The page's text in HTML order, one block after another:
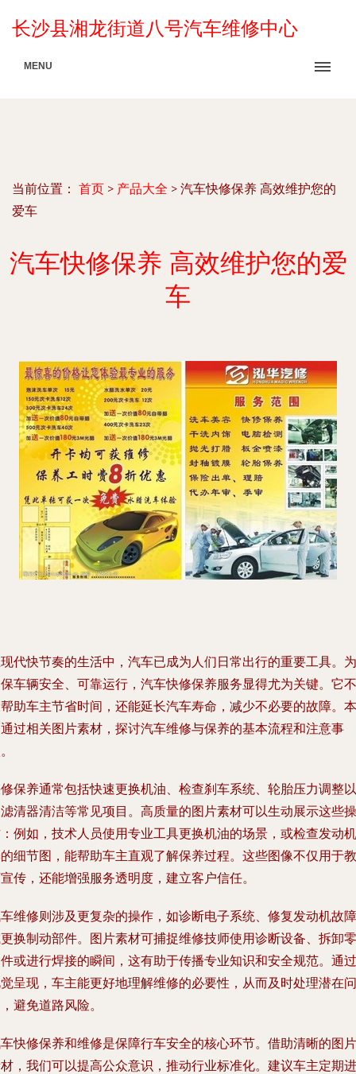
长沙县湘龙街道八号汽车维修中心
MENU
当前位置： 首页 > 产品大全 > 汽车快修保养 高效维护您的
爱车
汽车快修保养 高效维护您的爱
车
代快节奏的生活中，汽车已成为人们日常出行的重要工具。为
车辆安全、可靠运行，汽车快修保养服务显得尤为关键。它不
助车主节省时间，还能延长汽车寿命，减少不必要的故障。本
过相关图片素材，探讨汽车维修与保养的基本流程和注意事
保养通常包括快速更换机油、检查刹车系统、轮胎压力调整以
清器清洁等常见项目。高质量的图片素材可以生动展示这些操
例如，技术人员使用专业工具更换机油的场景，或检查发动机
细节图，能帮助车主直观了解保养过程。这些图像不仅用于教
传，还能增强服务透明度，建立客户信任。
维修则涉及更复杂的操作，如诊断电子系统、修复发动机故障
换制动部件。图片素材可捕捉维修技师使用诊断设备、拆卸零
或进行焊接的瞬间，这有助于传播专业知识和安全规范。通过
呈现，车主能更好地理解维修的必要性，从而及时处理潜在问
避免道路风险。
快修保养和维修是保障行车安全的核心环节。借助清晰的图片
，我们可以提高公众意识，推动行业标准化。建议车主定期进